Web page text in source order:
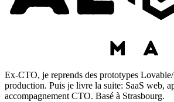
Ex-CTO, je reprends des prototypes
production. Puis je livre la suite: SaaS web,
accompagnement CTO. Basé à Strasbourg.